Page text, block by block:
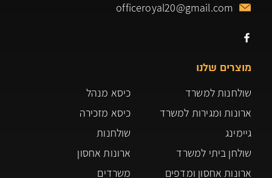
מוצרים שלנו
שולחנות למשרד
ארונות ומגירות למשרד
גיימינג
שולחן ביתי למשרד
ארונות אחסון ומדפים
כיסא מנהל
כיסא מזכירה
שולחנות
ארונות אחסון
משרדים
officeroyal20@gmail.com